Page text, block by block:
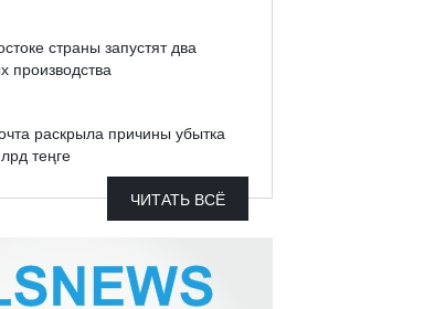
страны запустят два
производства
раскрыла причины убытка
теңге
ЧИТАТЬ ВСЁ